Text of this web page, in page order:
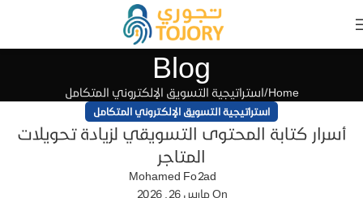
Blog
Home استراتيجية التسويق الإلكتروني المتكامل
استراتيجية التسويق الإلكتروني المتكامل
أسرار كتابة المحتوى التسويقي لزيادة تحويلات
المتاجر
Mohamed Fo2ad
On مارس 26, 2026